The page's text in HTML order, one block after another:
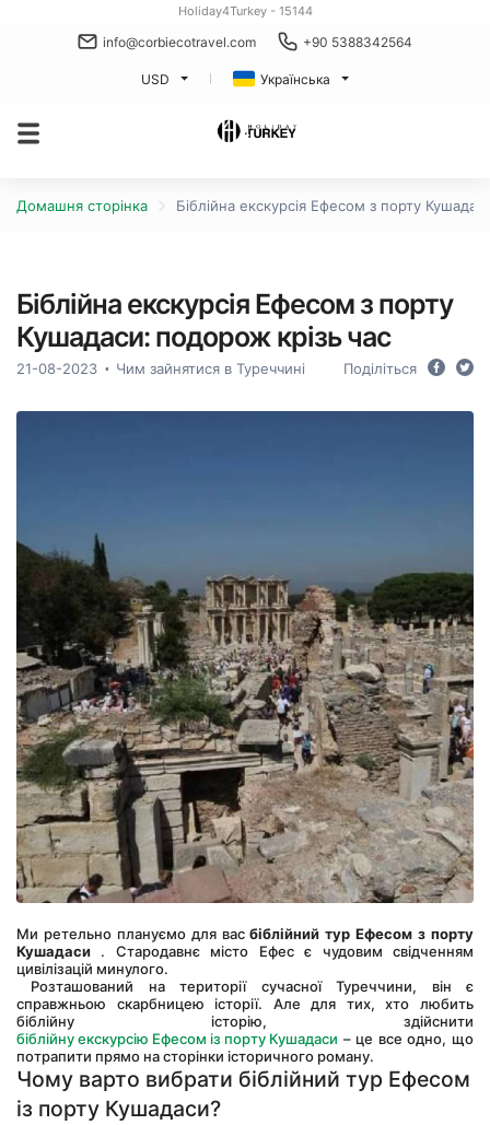
Holiday4Turkey - 15144
info@corbiecotravel.com +90 5388342564
USD Українська
Домашня сторінка Біблійна екскурсія Ефесом з порту
Біблійна екскурсія Ефесом з порту
Кушадаси: подорож крізь час
21-08-2023 Чим зайнятися в Туреччині Поділіться
Ми ретельно плануємо для вас біблійний тур Ефесом з порту
Кушадаси . Стародавнє місто Ефес є чудовим свідченням
цивілізацій минулого.
справжньою скарбницею історії. Але для тих, хто любить
біблійну історію, здійснити
біблійну екскурсію Ефесом із порту Кушадаси – це все одно, що
потрапити прямо на сторінки історичного роману.
Чому варто вибрати біблійний тур Ефесом
із порту Кушадаси?